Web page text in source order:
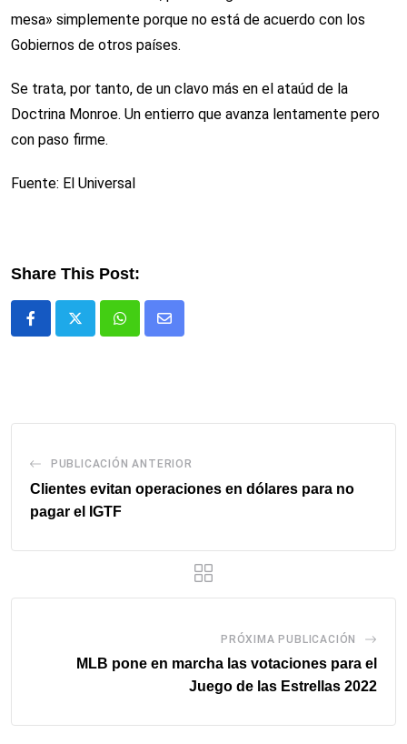
mesa» simplemente porque no está de acuerdo con los
Gobiernos de otros países.
Se trata, por tanto, de un clavo más en el ataúd de la
Doctrina Monroe. Un entierro que avanza lentamente pero
con paso firme.
Fuente: El Universal
Share This Post:
WhatsappComparte
PUBLICACIÓN ANTERIOR
Clientes evitan operaciones en dólares para no
pagar el IGTF
PRÓXIMA PUBLICACIÓN
MLB pone en marcha las votaciones para el
Juego de las Estrellas 2022